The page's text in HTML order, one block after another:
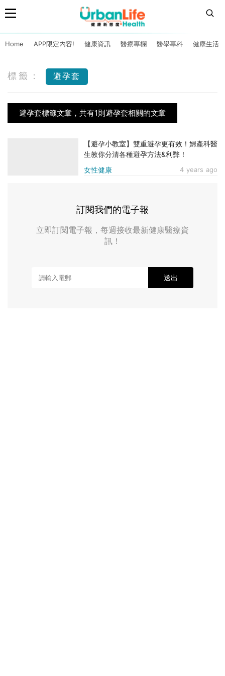
Home APP限定內容! 健康資訊 醫療專欄 醫學專科 健康生活
標籤： 避孕套
避孕套標籤文章，共有1則避孕套相關的文章
女性健康 4 years ago
【避孕小教室】雙重避孕更有效！婦產科醫
生教你分清各種避孕方法&利弊！
訂閱我們的電子報
立即訂閱電子報，每週接收最新健康醫療資
訊！
送出